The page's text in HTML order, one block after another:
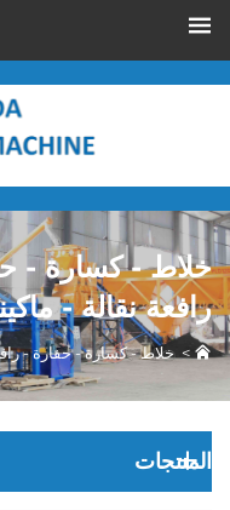
خلاط - كسارة -
رافعة نقالة -
> خلاط - كسارة - حفارة -
المنتجات